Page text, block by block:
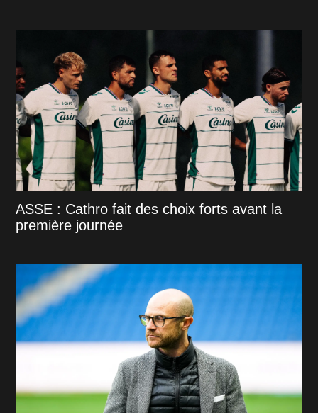
ASSE : Cathro fait des choix forts avant la
première journée